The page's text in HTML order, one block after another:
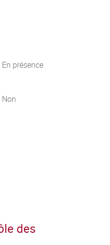
En présence
Non
des